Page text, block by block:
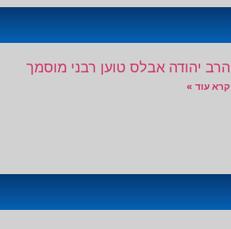
הרב יהודה אבלס טוען רבני מוסמך
קרא עוד »